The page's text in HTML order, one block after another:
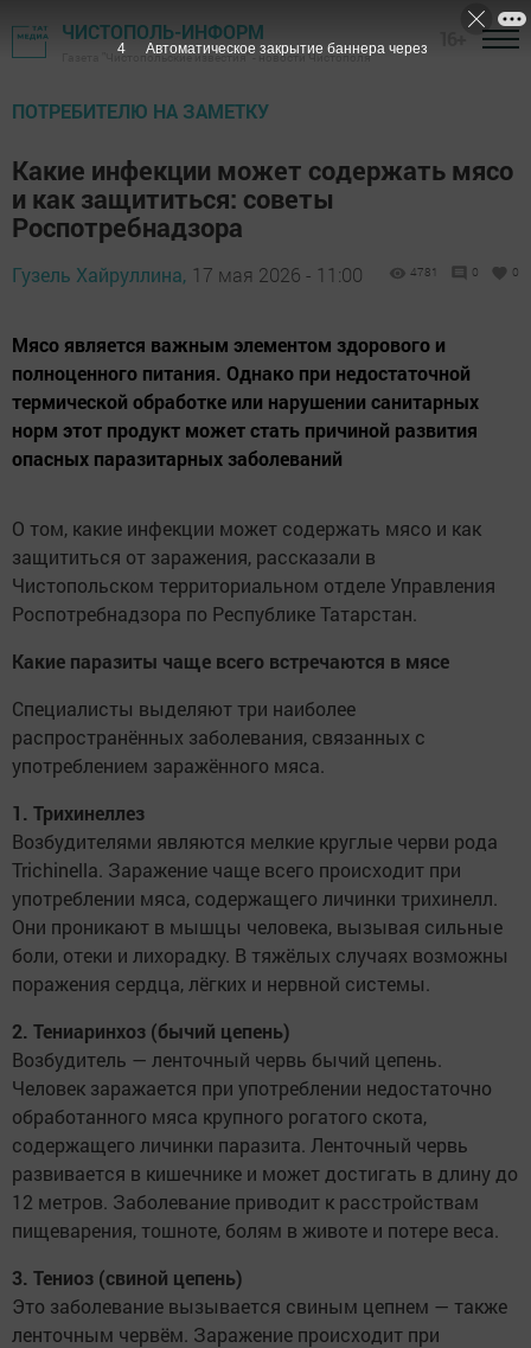
ЧИСТОПОЛЬ-ИНФОРМ
Газета "Чистопольские известия" - новости Чистополя
ПОТРЕБИТЕЛЮ НА ЗАМЕТКУ
Какие инфекции может содержать мясо
и как защититься: советы
Роспотребнадзора
Гузель Хайруллина, 17 мая 2026 - 11:00 4781 0 0
Мясо является важным элементом здорового и
полноценного питания. Однако при недостаточной
термической обработке или нарушении санитарных
норм этот продукт может стать причиной развития
опасных паразитарных заболеваний
О том, какие инфекции может содержать мясо и как
защититься от заражения, рассказали в
Чистопольском территориальном отделе Управления
Роспотребнадзора по Республике Татарстан.
Какие паразиты чаще всего встречаются в мясе
Специалисты выделяют три наиболее
распространённых заболевания, связанных с
употреблением заражённого мяса.
1. Трихинеллез
Возбудителями являются мелкие круглые черви рода
Trichinella. Заражение чаще всего происходит при
употреблении мяса, содержащего личинки трихинелл.
Они проникают в мышцы человека, вызывая сильные
боли, отеки и лихорадку. В тяжёлых случаях возможны
поражения сердца, лёгких и нервной системы.
2. Тениаринхоз (бычий цепень)
Возбудитель — ленточный червь бычий цепень.
Человек заражается при употреблении недостаточно
обработанного мяса крупного рогатого скота,
содержащего личинки паразита. Ленточный червь
развивается в кишечнике и может достигать в длину до
12 метров. Заболевание приводит к расстройствам
пищеварения, тошноте, болям в животе и потере веса.
3. Тениоз (свиной цепень)
Это заболевание вызывается свиным цепнем — также
ленточным червём. Заражение происходит при
3 Автоматическое закрытие баннера через